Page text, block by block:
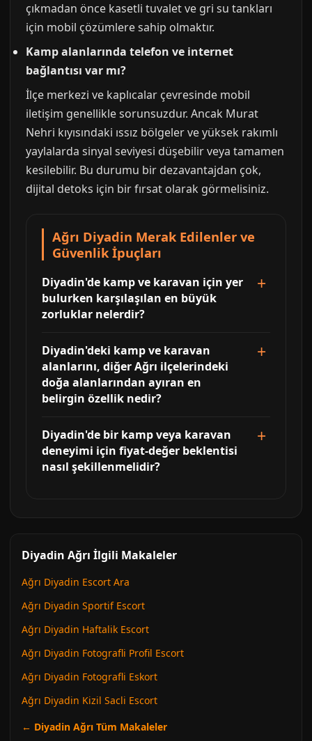
çıkmadan önce kasetli tuvalet ve gri su tankları
için mobil çözümlere sahip olmaktır.
Kamp alanlarında telefon ve internet
bağlantısı var mı?
İlçe merkezi ve kaplıcalar çevresinde mobil
iletişim genellikle sorunsuzdur. Ancak Murat
Nehri kıyısındaki ıssız bölgeler ve yüksek rakımlı
yaylalarda sinyal seviyesi düşebilir veya tamamen
kesilebilir. Bu durumu bir dezavantajdan çok,
dijital detoks için bir fırsat olarak görmelisiniz.
Ağrı Diyadin Merak Edilenler ve
Güvenlik İpuçları
Diyadin'de kamp ve karavan için yer
bulurken karşılaşılan en büyük
zorluklar nelerdir?
Diyadin'deki kamp ve karavan
alanlarını, diğer Ağrı ilçelerindeki
doğa alanlarından ayıran en
belirgin özellik nedir?
Diyadin'de bir kamp veya karavan
deneyimi için fiyat-değer beklentisi
nasıl şekillenmelidir?
Diyadin Ağrı İlgili Makaleler
Ağrı Diyadin Escort Ara
Ağrı Diyadin Sportif Escort
Ağrı Diyadin Haftalik Escort
Ağrı Diyadin Fotografli Profil Escort
Ağrı Diyadin Fotografli Eskort
Ağrı Diyadin Kizil Sacli Escort
← Diyadin Ağrı Tüm Makaleler